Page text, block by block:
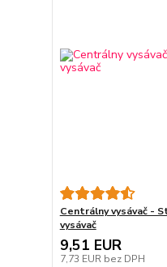
Centrálny vysávač -
vysávač
9,51 EUR
7,73 EUR bez DPH